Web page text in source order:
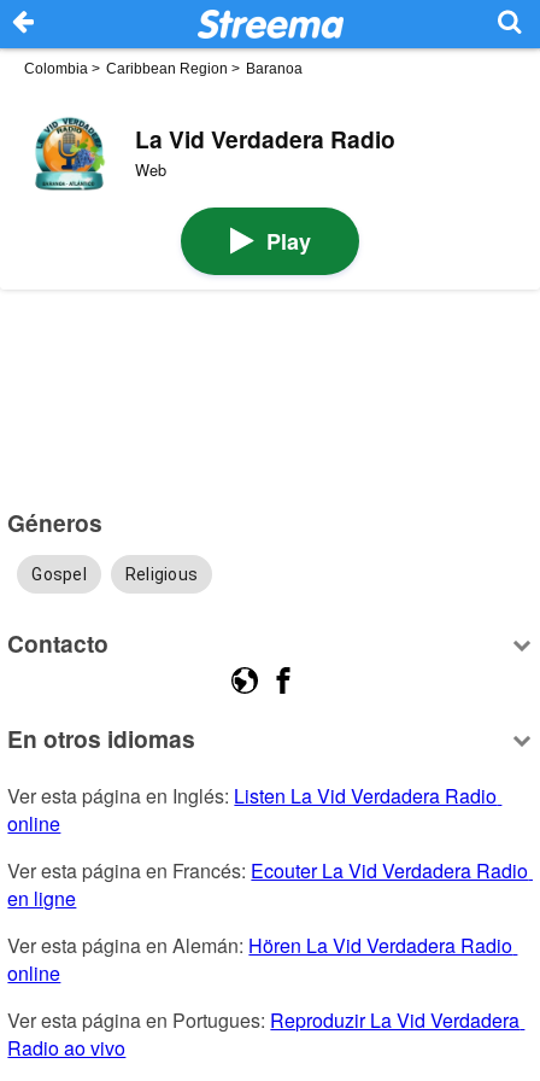
Colombia > Caribbean Region > Baranoa
La Vid Verdadera Radio
Web
Play
Géneros
Gospel Religious
Contacto
En otros idiomas
Ver esta página en Inglés: Listen La Vid Verdadera Radio
online
Ver esta página en Francés: Ecouter La Vid Verdadera Radio
en ligne
Ver esta página en Alemán: Hören La Vid Verdadera Radio
online
Ver esta página en Portugues: Reproduzir La Vid Verdadera
Radio ao vivo